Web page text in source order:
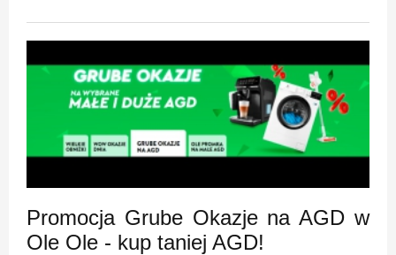
Promocja Grube Okazje na AGD w
Ole Ole - kup taniej AGD!